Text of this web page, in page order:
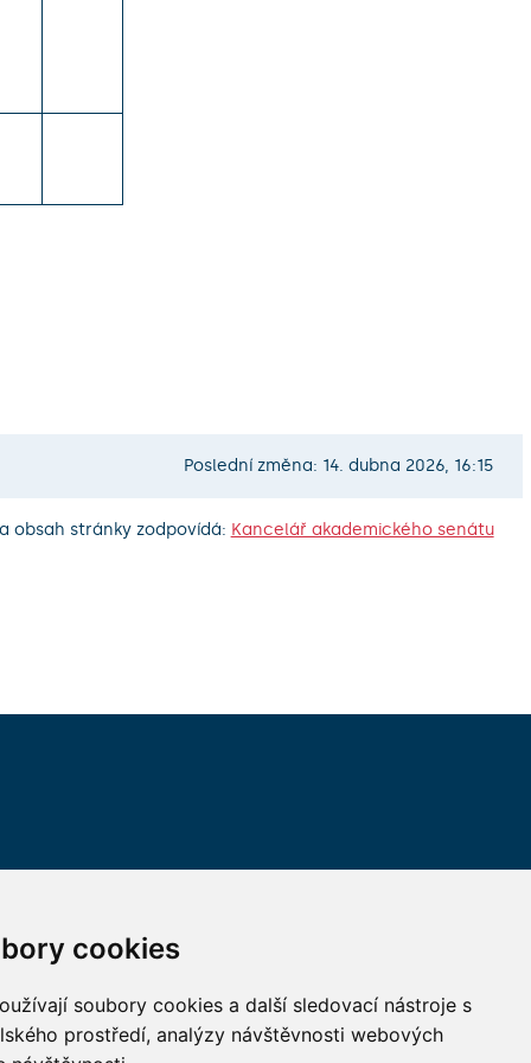
cookies
soubory cookies a další sledovací nástroje s
prostředí, analýzy návštěvnosti webových
Poslední změna: 14. dubna 2026, 16:15
obsah stránky zodpovídá: Kancelář akademického senátu
JAK K NÁM?